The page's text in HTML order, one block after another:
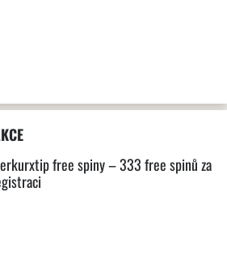
free spiny – 333 free spinů za